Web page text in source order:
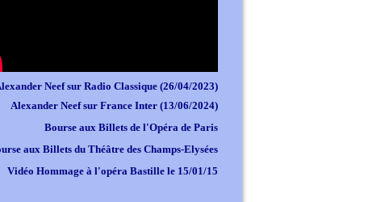
Neef sur Radio Classique (26/04/2023)
Alexander Neef sur France Inter (13/06/2024)
Bourse aux Billets de l'Opéra de Paris
aux Billets du Théâtre des Champs-Elysées
Vidéo Hommage à l'opéra Bastille le 15/01/15